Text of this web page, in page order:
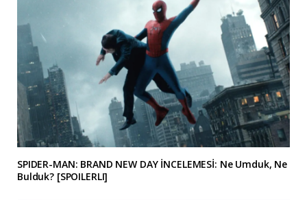
SPIDER-MAN: BRAND NEW DAY İNCELEMESİ: Ne Umduk, Ne
Bulduk? [SPOILERLI]